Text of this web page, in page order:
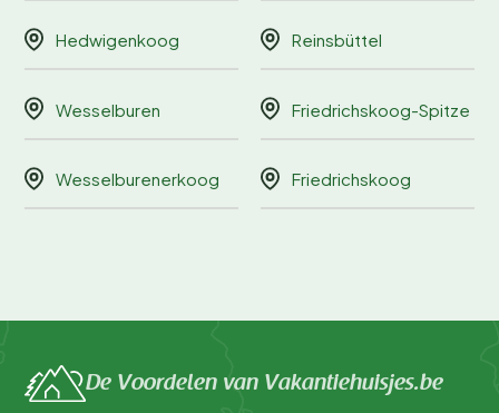
Hedwigenkoog Reinsbüttel
Wesselburen Friedrichskoog-Spitze
Wesselburenerkoog Friedrichskoog
De Voordelen van Vakantiehuisjes.be